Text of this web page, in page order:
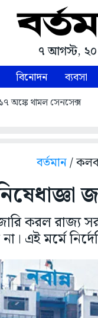
৭ আগস্ট,
বিনোদন ব্যবসা
অঙ্কে থামল সেনসেক্স
বর্তমান/
করল রাজ্য
এই মর্মে